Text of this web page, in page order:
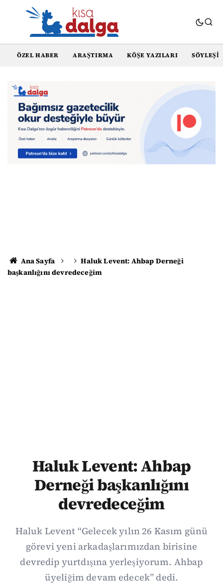
ÖZEL HABER ARAŞTIRMA KÖŞE YAZILARI SÖYLEŞI
Ana Sayfa
Haluk Levent: Ahbap Derneği
başkanlığını devredeceğim
Haluk Levent: Ahbap
Derneği başkanlığını
devredeceğim
Haluk Levent “Gelecek yılın 26 Kasım günü
görevi yeni arkadaşlarımızdan birisine
devredip yurtdışına yerleşiyorum. Ahbap
üyeliğim devam edecek” dedi.